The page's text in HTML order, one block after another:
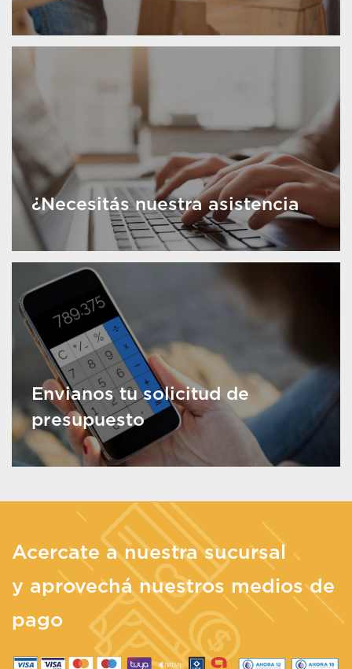
¿Necesitás nuestra asistencia
Envianos tu solicitud de
presupuesto
Acercate a nuestra sucursal
y aprovechá nuestros medios de
pago